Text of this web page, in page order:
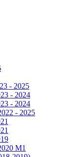
- 2025
- 2024
- 2024
- 2025
M1